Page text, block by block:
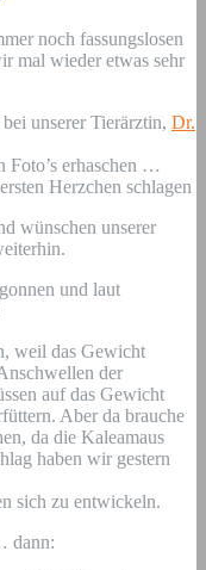
noch fassungslosen
mal wieder etwas sehr
unserer Tierärztin, Dr.
Foto’s erhaschen …
Herzchen schlagen
wünschen unserer
und laut
weil das Gewicht
der
auf das Gewicht
Aber da brauche
da die Kaleamaus
haben wir gestern
sich zu entwickeln.
dann: